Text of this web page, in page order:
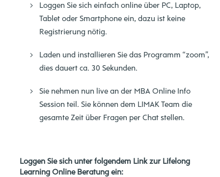
Loggen Sie sich einfach online über PC, Laptop,
Tablet oder Smartphone ein, dazu ist keine
Registrierung nötig.
Laden und installieren Sie das Programm “zoom”,
dies dauert ca. 30 Sekunden.
Sie nehmen nun live an der MBA Online Info
Session teil. Sie können dem LIMAK Team die
gesamte Zeit über Fragen per Chat stellen.
Loggen Sie sich unter folgendem Link zur Lifelong
Learning Online Beratung ein: